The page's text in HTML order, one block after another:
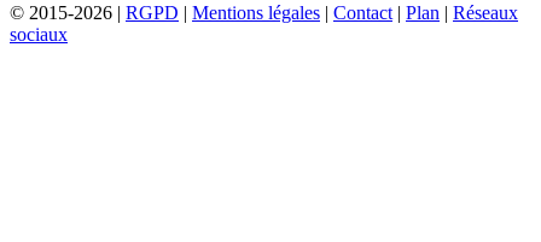
© 2015-2026 | RGPD | Mentions légales | Contact | Plan | Réseaux
sociaux